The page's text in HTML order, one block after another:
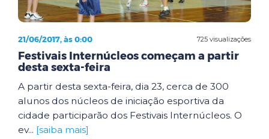
725 visualizações
21/06/2017, às 0:00
Festivais Internúcleos começam a partir
desta sexta-feira
A partir desta sexta-feira, dia 23, cerca de 300
alunos dos núcleos de iniciação esportiva da
cidade participarão dos Festivais Internúcleos. O
ev... [saiba mais]